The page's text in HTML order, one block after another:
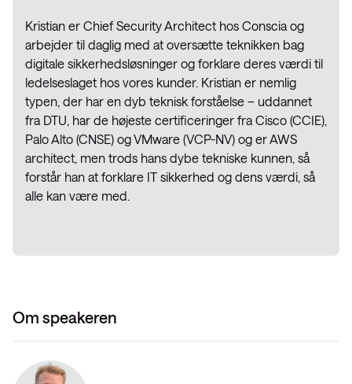
Kristian er Chief Security Architect hos Conscia og
arbejder til daglig med at oversætte teknikken bag
digitale sikkerhedsløsninger og forklare deres værdi til
ledelseslaget hos vores kunder. Kristian er nemlig
typen, der har en dyb teknisk forståelse – uddannet
fra DTU, har de højeste certificeringer fra Cisco (CCIE),
Palo Alto (CNSE) og VMware (VCP-NV) og er AWS
architect, men trods hans dybe tekniske kunnen, så
forstår han at forklare IT sikkerhed og dens værdi, så
alle kan være med.
Om speakeren